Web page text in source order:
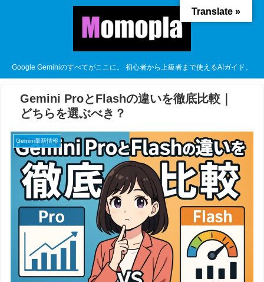
Google Geminiのすべてがここに。 初心者から上級者まで使えるAIガイド。
Gemini ProとFlashの違いを徹底比較｜
どちらを選ぶべき？
Gemini最新情報
Translate »